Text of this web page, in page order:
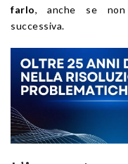
farlo, anche se non
successiva.